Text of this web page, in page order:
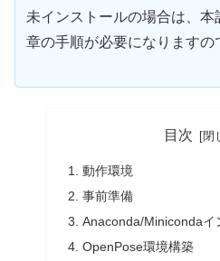
未インストールの場合は、
章の手順が必要になりますの
目次
動作環境
事前準備
Anaconda/Minicondaイ
OpenPose環境構築